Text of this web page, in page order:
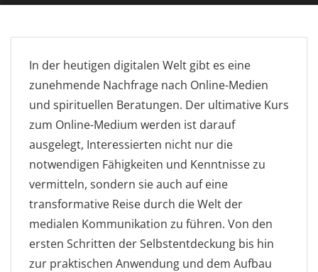
In der heutigen digitalen Welt gibt es eine
zunehmende Nachfrage nach Online-Medien
und spirituellen Beratungen. Der ultimative Kurs
zum Online-Medium werden ist darauf
ausgelegt, Interessierten nicht nur die
notwendigen Fähigkeiten und Kenntnisse zu
vermitteln, sondern sie auch auf eine
transformative Reise durch die Welt der
medialen Kommunikation zu führen. Von den
ersten Schritten der Selbstentdeckung bis hin
zur praktischen Anwendung und dem Aufbau